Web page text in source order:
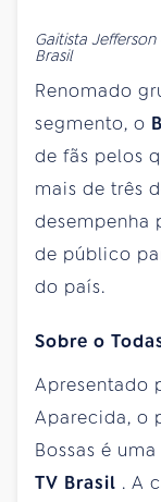
Gaitista
Brasil
Renomado
segmento, o
de fãs pelos
mais de três
desempenha
de público
do país.
Sobre o
Apresentado
Aparecida, o
Bossas é
TV Brasil . A